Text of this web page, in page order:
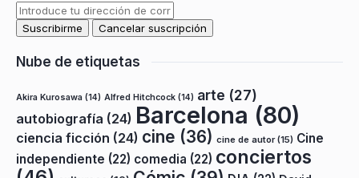
Nube de etiquetas
Akira Kurosawa (14) Alfred Hitchcock (14) arte (27)
autobiografía (24) Barcelona (80)
ciencia ficción (24) cine (36) cine de autor(15) Cine
independiente (22) comedia (22) conciertos